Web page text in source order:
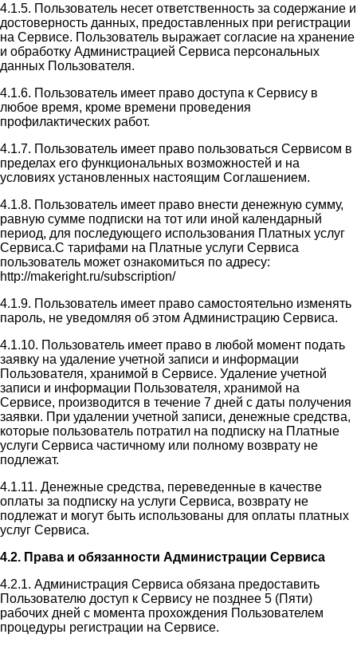
4.1.5. Пользователь несет ответственность за содержание и
достоверность данных, предоставленных при регистрации
на Сервисе. Пользователь выражает согласие на хранение
и обработку Администрацией Сервиса персональных
данных Пользователя.
4.1.6. Пользователь имеет право доступа к Сервису в
любое время, кроме времени проведения
профилактических работ.
4.1.7. Пользователь имеет право пользоваться Сервисом в
пределах его функциональных возможностей и на
условиях установленных настоящим Соглашением.
4.1.8. Пользователь имеет право внести денежную сумму,
равную сумме подписки на тот или иной календарный
период, для последующего использования Платных услуг
Сервиса.С тарифами на Платные услуги Сервиса
пользователь может ознакомиться по адресу:
http://makeright.ru/subscription/
4.1.9. Пользователь имеет право самостоятельно изменять
пароль, не уведомляя об этом Администрацию Сервиса.
4.1.10. Пользователь имеет право в любой момент подать
заявку на удаление учетной записи и информации
Пользователя, хранимой в Сервисе. Удаление учетной
записи и информации Пользователя, хранимой на
Сервисе, производится в течение 7 дней с даты получения
заявки. При удалении учетной записи, денежные средства,
которые пользователь потратил на подписку на Платные
услуги Сервиса частичному или полному возврату не
подлежат.
4.1.11. Денежные средства, переведенные в качестве
оплаты за подписку на услуги Сервиса, возврату не
подлежат и могут быть использованы для оплаты платных
услуг Сервиса.
4.2. Права и обязанности Администрации Сервиса
4.2.1. Администрация Сервиса обязана предоставить
Пользователю доступ к Сервису не позднее 5 (Пяти)
рабочих дней с момента прохождения Пользователем
процедуры регистрации на Сервисе.